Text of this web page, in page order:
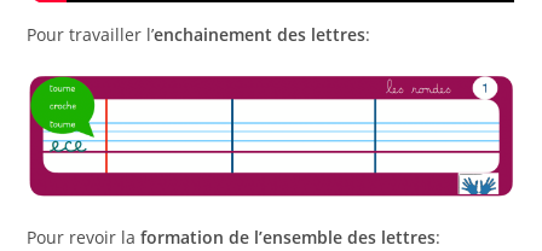
Pour travailler l’enchainement des lettres:
Pour revoir laformation de l’ensemble des lettres: